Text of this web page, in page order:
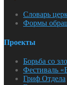
Словарь
Формы
Проекты
Борьба со
Фестиваль
Гриф Отдела